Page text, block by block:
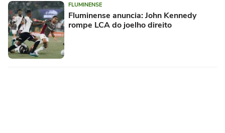
FLUMINENSE
Fluminense anuncia: John Kennedy
rompe LCA do joelho direito